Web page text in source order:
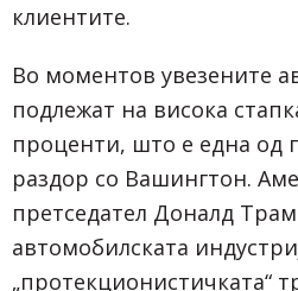
клиентите.
Во моментов увезените
подлежат на висока
проценти, што е една од
раздор со Вашингтон.
претседател Доналд
автомобилската
„протекционистичката“